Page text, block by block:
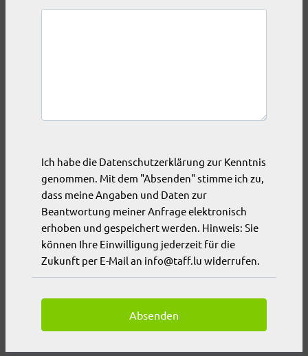
Ich habe die Datenschutzerklärung zur Kenntnis
genommen. Mit dem "Absenden" stimme ich zu,
dass meine Angaben und Daten zur
Beantwortung meiner Anfrage elektronisch
erhoben und gespeichert werden. Hinweis: Sie
können Ihre Einwilligung jederzeit für die
Zukunft per E-Mail an info@taff.lu widerrufen.
Absenden